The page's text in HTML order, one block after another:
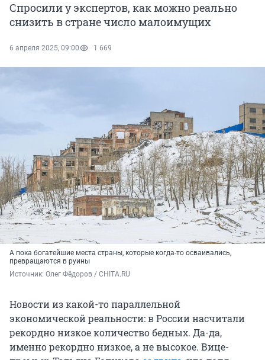
Спросили у экспертов, как можно реально
снизить в стране число малоимущих
6 апреля 2025, 09:00 1 669
А пока богатейшие места страны, которые когда-то осваивались,
превращаются в руины
Источник: Олег Фёдоров / CHITA.RU
Новости из какой-то параллельной
экономической реальности: в России насчитали
рекордно низкое количество бедных. Да-да,
именно рекордно низкое, а не высокое. Вице-